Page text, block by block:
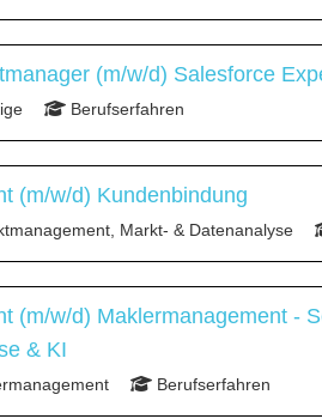
(m/w/d) Salesforce
Berufserfahren
(m/w/d) Kundenbindung
Markt- & Datenanalyse
(m/w/d) Maklermanagement -
& KI
Berufserfahren